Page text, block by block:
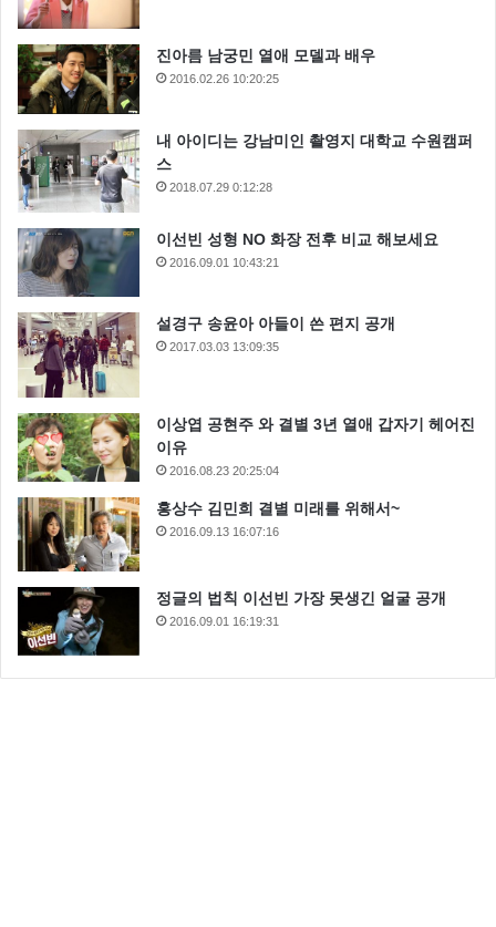
진아름 남궁민 열애 모델과 배우
2016.02.26 10:20:25
내 아이디는 강남미인 촬영지 대학교 수원캠퍼
스
2018.07.29 0:12:28
이선빈 성형 NO 화장 전후 비교 해보세요
2016.09.01 10:43:21
설경구 송윤아 아들이 쓴 편지 공개
2017.03.03 13:09:35
이상엽 공현주 와 결별 3년 열애 갑자기 헤어진
이유
2016.08.23 20:25:04
홍상수 김민희 결별 미래를 위해서~
2016.09.13 16:07:16
정글의 법칙 이선빈 가장 못생긴 얼굴 공개
2016.09.01 16:19:31